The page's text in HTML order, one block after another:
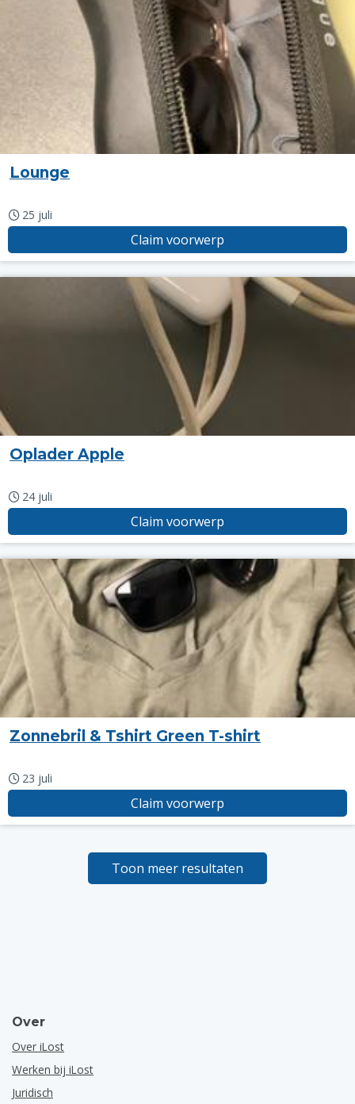
Lounge
25 juli
Claim voorwerp
Oplader Apple
24 juli
Claim voorwerp
Zonnebril & Tshirt Green T-shirt
23 juli
Claim voorwerp
Toon meer resultaten
Over
Over iLost
Werken bij iLost
Juridisch